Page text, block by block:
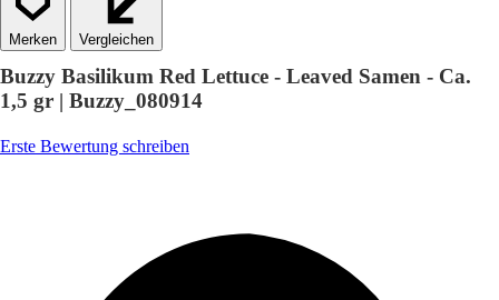
Vergleichen
Buzzy Basilikum Red Lettuce - Leaved Samen - Ca.
1,5 gr | Buzzy_080914
Erste Bewertung schreiben